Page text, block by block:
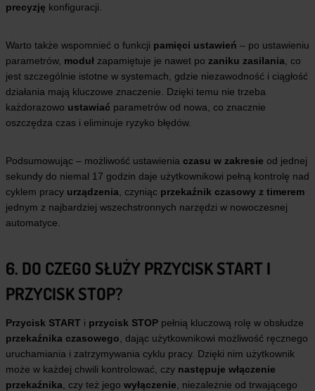
precyzję konfiguracji.
Warto także wspomnieć o funkcji pamięci ustawień – po ustawieniu
parametrów, moduł zapamiętuje je nawet po zaniku zasilania , co
jest szczególnie istotne w systemach, gdzie niezawodność i ciągłość
działania mają kluczowe znaczenie. Dzięki temu nie trzeba
każdorazowo ustawiać parametrów od nowa, co znacznie
oszczędza czas i eliminuje ryzyko błędów.
Podsumowując – możliwość ustawienia czasu w zakresie od jednej
sekundy do niemal 17 godzin daje użytkownikowi pełną kontrolę nad
cyklem pracy urządzenia , czyniąc przekaźnik czasowy z timerem
jednym z najbardziej wszechstronnych narzędzi w nowoczesnej
automatyce.
6. DO CZEGO SŁUŻY PRZYCISK START I
PRZYCISK STOP?
Przycisk START i przycisk STOP pełnią kluczową rolę w obsłudze
przekaźnika czasowego , dając użytkownikowi możliwość ręcznego
uruchamiania i zatrzymywania cyklu pracy. Dzięki nim użytkownik
może w każdej chwili kontrolować, czy następuje włączenie
przekaźnika , czy też jego wyłączenie , niezależnie od trwającego